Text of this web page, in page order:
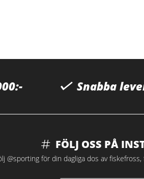
Snabba
FÖLJ OSS PÅ
@sporting för din dagliga dos av